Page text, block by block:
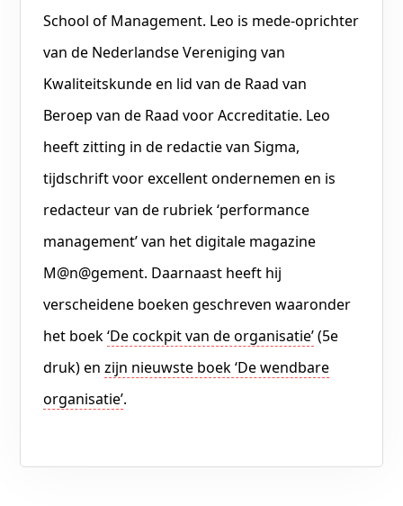
School of Management. Leo is mede-oprichter
van de Nederlandse Vereniging van
Kwaliteitskunde en lid van de Raad van
Beroep van de Raad voor Accreditatie. Leo
heeft zitting in de redactie van Sigma,
tijdschrift voor excellent ondernemen en is
redacteur van de rubriek ‘performance
management’ van het digitale magazine
M@n@gement. Daarnaast heeft hij
verscheidene boeken geschreven waaronder
het boek‘De cockpit van de organisatie’(5e
druk) enzijn nieuwste boek ‘De wendbare
organisatie’.